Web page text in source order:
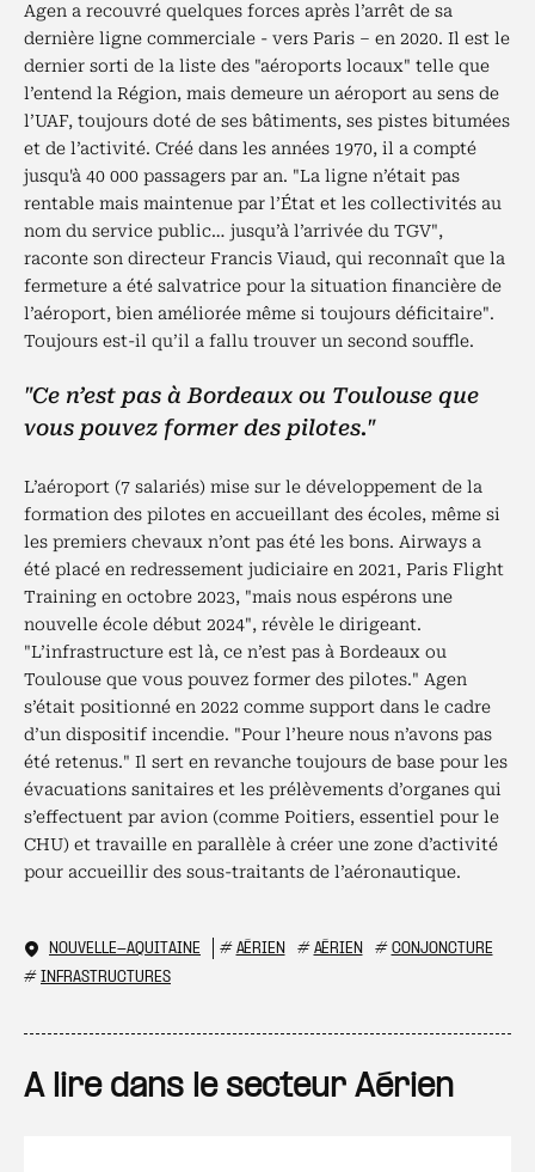
Agen a recouvré quelques forces après l’arrêt de sa
dernière ligne commerciale - vers Paris – en 2020. Il est le
dernier sorti de la liste des "aéroports locaux" telle que
l’entend la Région, mais demeure un aéroport au sens de
l’UAF, toujours doté de ses bâtiments, ses pistes bitumées
et de l’activité. Créé dans les années 1970, il a compté
jusqu'à 40 000 passagers par an. "La ligne n’était pas
rentable mais maintenue par l’État et les collectivités au
nom du service public… jusqu’à l’arrivée du TGV",
raconte son directeur Francis Viaud, qui reconnaît que la
fermeture a été salvatrice pour la situation financière de
l’aéroport, bien améliorée même si toujours déficitaire".
Toujours est-il qu’il a fallu trouver un second souffle.
"Ce n’est pas à Bordeaux ou Toulouse que
vous pouvez former des pilotes."
L’aéroport (7 salariés) mise sur le développement de la
formation des pilotes en accueillant des écoles, même si
les premiers chevaux n’ont pas été les bons. Airways a
été placé en redressement judiciaire en 2021, Paris Flight
Training en octobre 2023, "mais nous espérons une
nouvelle école début 2024", révèle le dirigeant.
"L’infrastructure est là, ce n’est pas à Bordeaux ou
Toulouse que vous pouvez former des pilotes." Agen
s’était positionné en 2022 comme support dans le cadre
d’un dispositif incendie. "Pour l’heure nous n’avons pas
été retenus." Il sert en revanche toujours de base pour les
évacuations sanitaires et les prélèvements d’organes qui
s’effectuent par avion (comme Poitiers, essentiel pour le
CHU) et travaille en parallèle à créer une zone d’activité
pour accueillir des sous-traitants de l’aéronautique.
NOUVELLE-AQUITAINE # AÉRIEN # AÉRIEN # CONJONCTURE
# INFRASTRUCTURES
A lire dans le secteur Aérien